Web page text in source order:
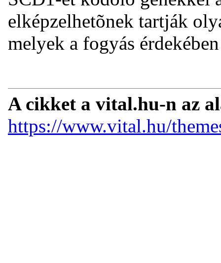
elképzelhetõnek tartják
melyek a fogyás
A cikket a vital.hu-n az
https://www.vital.hu/